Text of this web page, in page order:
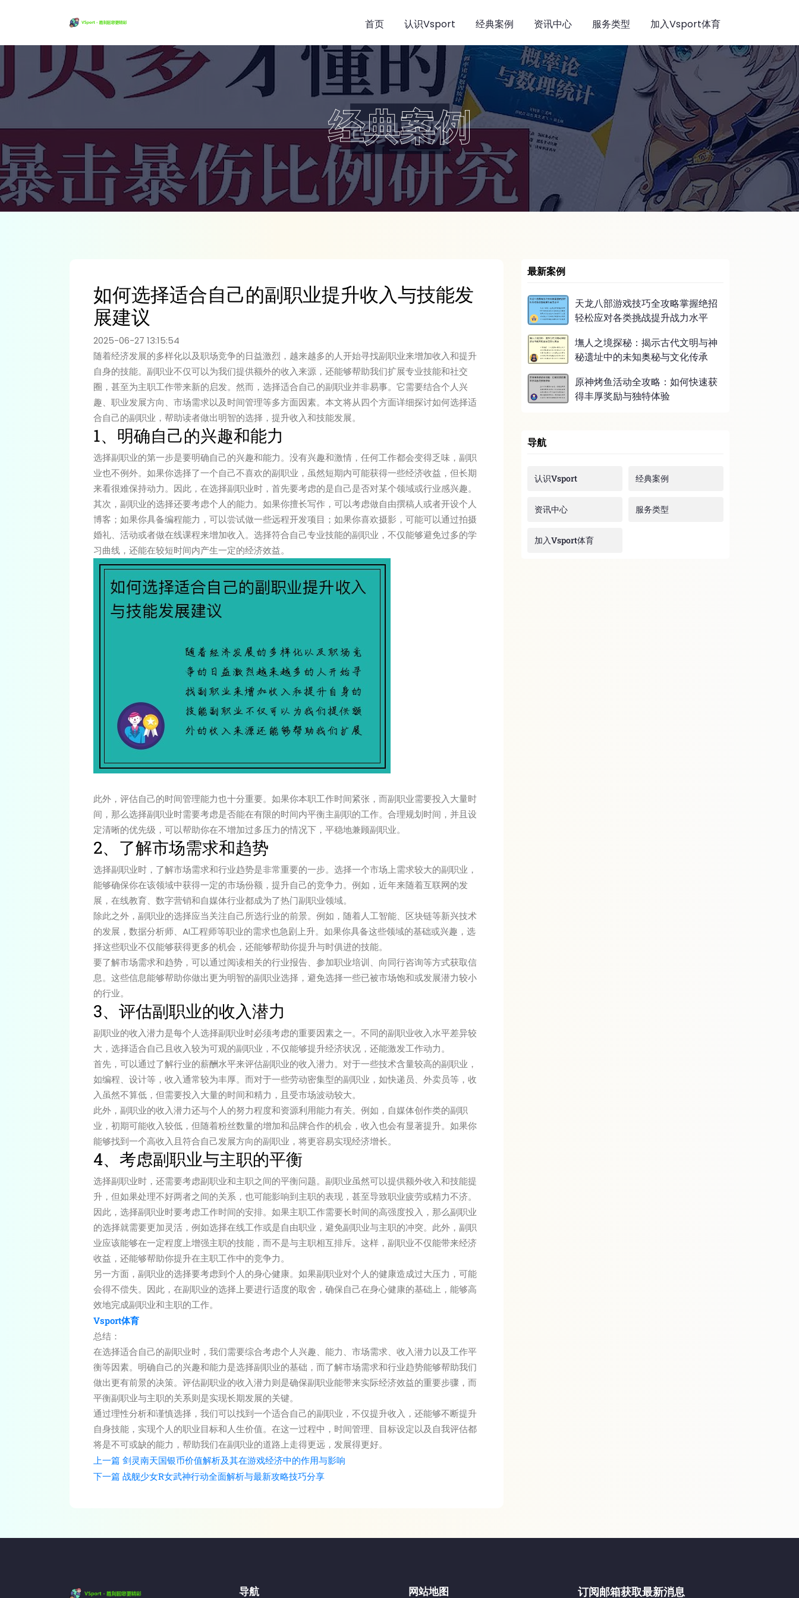
首页 认识Vsport 经典案例 资讯中心 服务类型 加入Vsport体育
经典案例
如何选择适合自己的副职业提升收入与技能发
展建议
2025-06-27 13:15:54
随着经济发展的多样化以及职场竞争的日益激烈，越来越多的人开始寻找副职业来增加收入和提升
自身的技能。副职业不仅可以为我们提供额外的收入来源，还能够帮助我们扩展专业技能和社交
圈，甚至为主职工作带来新的启发。然而，选择适合自己的副职业并非易事。它需要结合个人兴
趣、职业发展方向、市场需求以及时间管理等多方面因素。本文将从四个方面详细探讨如何选择适
合自己的副职业，帮助读者做出明智的选择，提升收入和技能发展。
1、明确自己的兴趣和能力
选择副职业的第一步是要明确自己的兴趣和能力。没有兴趣和激情，任何工作都会变得乏味，副职
业也不例外。如果你选择了一个自己不喜欢的副职业，虽然短期内可能获得一些经济收益，但长期
来看很难保持动力。因此，在选择副职业时，首先要考虑的是自己是否对某个领域或行业感兴趣。
其次，副职业的选择还要考虑个人的能力。如果你擅长写作，可以考虑做自由撰稿人或者开设个人
博客；如果你具备编程能力，可以尝试做一些远程开发项目；如果你喜欢摄影，可能可以通过拍摄
婚礼、活动或者做在线课程来增加收入。选择符合自己专业技能的副职业，不仅能够避免过多的学
习曲线，还能在较短时间内产生一定的经济效益。
此外，评估自己的时间管理能力也十分重要。如果你本职工作时间紧张，而副职业需要投入大量时
间，那么选择副职业时需要考虑是否能在有限的时间内平衡主副职的工作。合理规划时间，并且设
定清晰的优先级，可以帮助你在不增加过多压力的情况下，平稳地兼顾副职业。
2、了解市场需求和趋势
选择副职业时，了解市场需求和行业趋势是非常重要的一步。选择一个市场上需求较大的副职业，
能够确保你在该领域中获得一定的市场份额，提升自己的竞争力。例如，近年来随着互联网的发
展，在线教育、数字营销和自媒体行业都成为了热门副职业领域。
除此之外，副职业的选择应当关注自己所选行业的前景。例如，随着人工智能、区块链等新兴技术
的发展，数据分析师、AI工程师等职业的需求也急剧上升。如果你具备这些领域的基础或兴趣，选
择这些职业不仅能够获得更多的机会，还能够帮助你提升与时俱进的技能。
要了解市场需求和趋势，可以通过阅读相关的行业报告、参加职业培训、向同行咨询等方式获取信
息。这些信息能够帮助你做出更为明智的副职业选择，避免选择一些已被市场饱和或发展潜力较小
的行业。
3、评估副职业的收入潜力
副职业的收入潜力是每个人选择副职业时必须考虑的重要因素之一。不同的副职业收入水平差异较
大，选择适合自己且收入较为可观的副职业，不仅能够提升经济状况，还能激发工作动力。
首先，可以通过了解行业的薪酬水平来评估副职业的收入潜力。对于一些技术含量较高的副职业，
如编程、设计等，收入通常较为丰厚。而对于一些劳动密集型的副职业，如快递员、外卖员等，收
入虽然不算低，但需要投入大量的时间和精力，且受市场波动较大。
此外，副职业的收入潜力还与个人的努力程度和资源利用能力有关。例如，自媒体创作类的副职
业，初期可能收入较低，但随着粉丝数量的增加和品牌合作的机会，收入也会有显著提升。如果你
能够找到一个高收入且符合自己发展方向的副职业，将更容易实现经济增长。
4、考虑副职业与主职的平衡
选择副职业时，还需要考虑副职业和主职之间的平衡问题。副职业虽然可以提供额外收入和技能提
升，但如果处理不好两者之间的关系，也可能影响到主职的表现，甚至导致职业疲劳或精力不济。
因此，选择副职业时要考虑工作时间的安排。如果主职工作需要长时间的高强度投入，那么副职业
的选择就需要更加灵活，例如选择在线工作或是自由职业，避免副职业与主职的冲突。此外，副职
业应该能够在一定程度上增强主职的技能，而不是与主职相互排斥。这样，副职业不仅能带来经济
收益，还能够帮助你提升在主职工作中的竞争力。
另一方面，副职业的选择要考虑到个人的身心健康。如果副职业对个人的健康造成过大压力，可能
会得不偿失。因此，在副职业的选择上要进行适度的取舍，确保自己在身心健康的基础上，能够高
效地完成副职业和主职的工作。
Vsport体育
总结：
在选择适合自己的副职业时，我们需要综合考虑个人兴趣、能力、市场需求、收入潜力以及工作平
衡等因素。明确自己的兴趣和能力是选择副职业的基础，而了解市场需求和行业趋势能够帮助我们
做出更有前景的决策。评估副职业的收入潜力则是确保副职业能带来实际经济效益的重要步骤，而
平衡副职业与主职的关系则是实现长期发展的关键。
通过理性分析和谨慎选择，我们可以找到一个适合自己的副职业，不仅提升收入，还能够不断提升
自身技能，实现个人的职业目标和人生价值。在这一过程中，时间管理、目标设定以及自我评估都
将是不可或缺的能力，帮助我们在副职业的道路上走得更远，发展得更好。
上一篇 剑灵南天国银币价值解析及其在游戏经济中的作用与影响
下一篇 战舰少女R女武神行动全面解析与最新攻略技巧分享
最新案例
天龙八部游戏技巧全攻略掌握绝招
轻松应对各类挑战提升战力水平
墲人之境探秘：揭示古代文明与神
秘遗址中的未知奥秘与文化传承
原神烤鱼活动全攻略：如何快速获
得丰厚奖励与独特体验
导航
认识Vsport 经典案例
资讯中心 服务类型
加入Vsport体育
导航 网站地图 订阅邮箱获取最新消息